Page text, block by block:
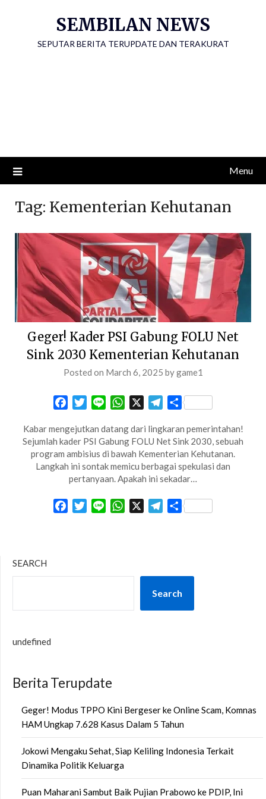
SEMBILAN NEWS
SEPUTAR BERITA TERUPDATE DAN TERAKURAT
Menu
Tag: Kementerian Kehutanan
Geger! Kader PSI Gabung FOLU Net
Sink 2030 Kementerian Kehutanan
Posted on March 6, 2025 bygame1
FacebookTwitterLine WhatsApp Telegram
Share
Kabar mengejutkan datang dari lingkaran pemerintahan!
Sejumlah kader PSI Gabung FOLU Net Sink 2030, sebuah
program ambisius di bawah Kementerian Kehutanan.
Langkah ini sontak memicu berbagai spekulasi dan
pertanyaan. Apakah ini sekadar…
FacebookTwitterLine WhatsApp Telegram
Share
SEARCH
Search
undefined
Berita Terupdate
Geger! Modus TPPO Kini Bergeser ke Online Scam, Komnas
HAM Ungkap 7.628 Kasus Dalam 5 Tahun
Jokowi Mengaku Sehat, Siap Keliling Indonesia Terkait
Dinamika Politik Keluarga
Puan Maharani Sambut Baik Pujian Prabowo ke PDIP, Ini